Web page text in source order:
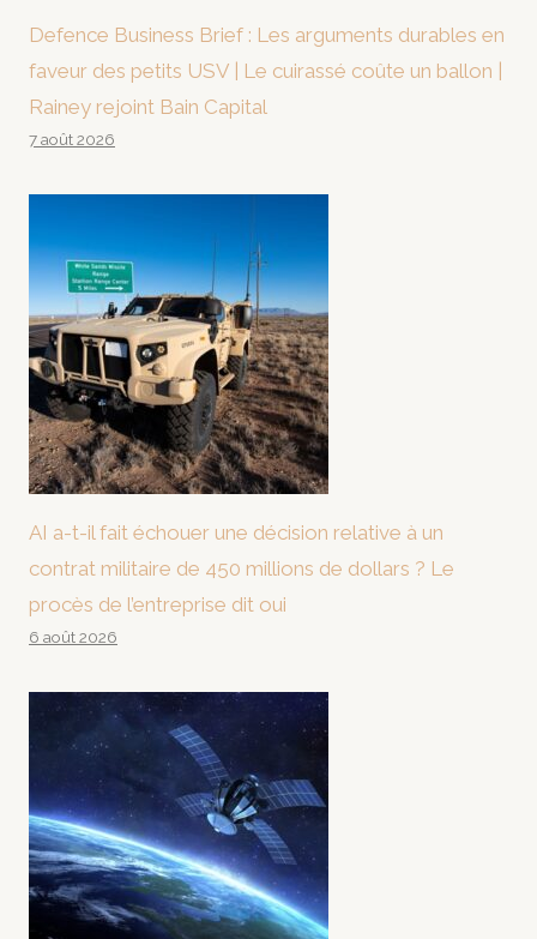
Defence Business Brief : Les arguments durables en
faveur des petits USV | Le cuirassé coûte un ballon |
Rainey rejoint Bain Capital
7 août 2026
AI a-t-il fait échouer une décision relative à un
contrat militaire de 450 millions de dollars ? Le
procès de l’entreprise dit oui
6 août 2026